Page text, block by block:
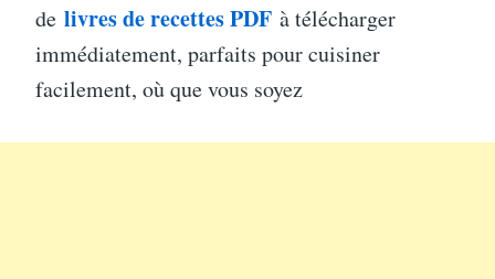
de livres de recettes PDF à télécharger
immédiatement, parfaits pour cuisiner
facilement, où que vous soyez